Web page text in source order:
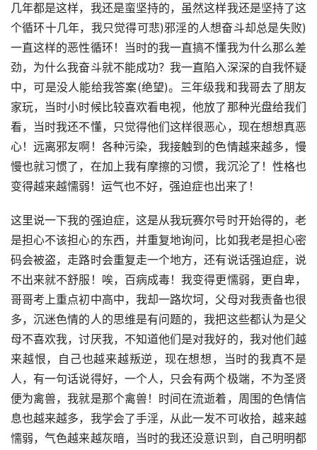
几年都是这样，我还是蛮坚持的，虽然这样我还是坚持了这
个循环十几年，我只觉得可悲)邪淫的人想奋斗却总是失败)
一直这样的恶性循环！当时的我一直搞不懂我为什么那么差
劲，为什么我奋斗就不能成功？我一直陷入深深的自我怀疑
中，可是没人能给我答案(绝望)。三年级我和我哥去了朋友
家玩，当时小时候比较喜欢看电视，他放了那种光盘给我们
看，当时我还不懂，只觉得他们这样很恶心，现在想想真恶
心！远离邪友啊！各种污染，我接触到的色情越来越多，慢
慢也就习惯了，在加上我有摩擦的习惯，我沉沦了！性格也
变得越来越懦弱！运气也不好，强迫症也出来了！
这里说一下我的强迫症，这是从我玩赛尔号时开始得的，老
是担心不该担心的东西，并重复地询问，比如我老是担心密
码会被盗，走路时会重复走一个地方，还有说话强迫症，说
不出来就不舒服！唉，百病成毒！我变得更懦弱，更自卑，
哥哥考上重点初中高中，我却一路坎坷，父母对我责备也很
多，沉迷色情的人的思维是有问题的，我把这些都认为是父
母不喜欢我，讨厌我，不知道他们是对我好的，我对他们越
来越恨，自己也越来越叛逆，现在想想，当时的我真不是
人，有一句话说得好，一个人，只会有两个极端，不为圣贤
便为禽兽，我就是那个禽兽！时间在流逝着，周围的色情信
息也越来越多，我学会了手淫，从此一发不可收拾，越来越
懦弱，气色越来越灰暗，当时的我还没意识到，自己明明都